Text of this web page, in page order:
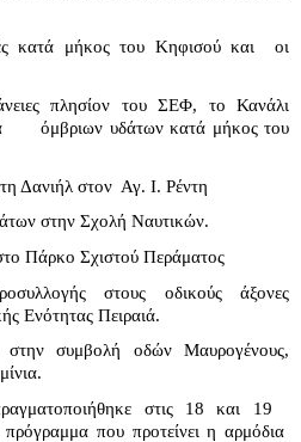
κατά μήκος του Κηφισού και  οι
πλησίον του ΣΕΦ, το Κανάλι
όμβριων υδάτων κατά μήκος του
Δανιήλ στον  Αγ. Ι. Ρέντη
στην Σχολή Ναυτικών.
Πάρκο Σχιστού Περάματος
στους οδικούς άξονες
Ενότητας Πειραιά.
στην συμβολή οδών Μαυρογένους,
στις 18 και 19
που προτείνει η αρμόδια